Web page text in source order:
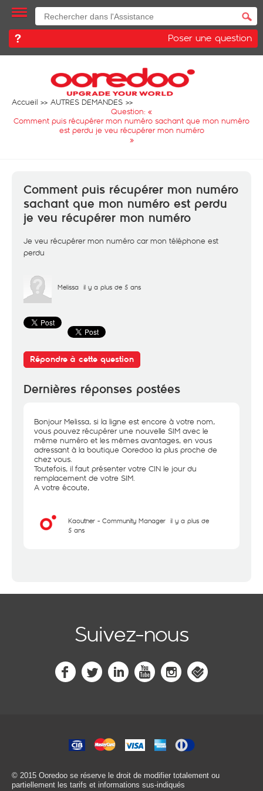
Poser une question
Accueil
AUTRES DEMANDES
Question: «
Comment puis récupérer mon numéro sachant que mon numéro
est perdu je veu récupérer mon numéro
»
Comment puis récupérer mon numéro
sachant que mon numéro est perdu
je veu récupérer mon numéro
Je veu récupérer mon numéro car mon téléphone est
perdu
Melissa il y a plus de 5 ans
Répondre à cette question
Dernières réponses postées
Bonjour Melissa, si la ligne est encore à votre nom,
vous pouvez récupérer une nouvelle SIM avec le
même numéro et les mêmes avantages, en vous
adressant à la boutique Ooredoo la plus proche de
chez vous.
Toutefois, il faut présenter votre CIN le jour du
remplacement de votre SIM.
A votre écoute,
Kaouther - Community Manager il y a plus de
5 ans
Suivez-nous
© 2015 Ooredoo se réserve le droit de modifier totalement ou
partiellement les tarifs et informations sus-indiqués